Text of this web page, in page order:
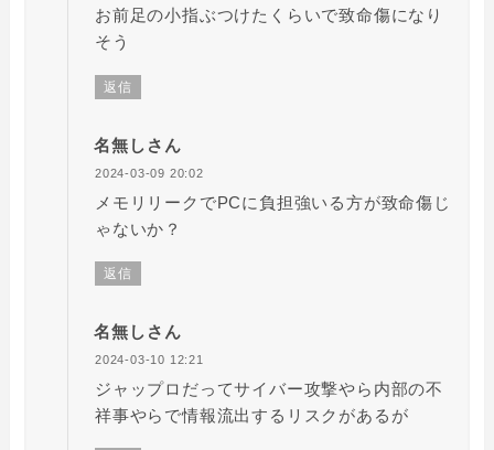
お前足の小指ぶつけたくらいで致命傷になり
そう
返信
名無しさん
2024-03-09 20:02
メモリリークでPCに負担強いる方が致命傷じ
ゃないか？
返信
名無しさん
2024-03-10 12:21
ジャップロだってサイバー攻撃やら内部の不
祥事やらで情報流出するリスクがあるが